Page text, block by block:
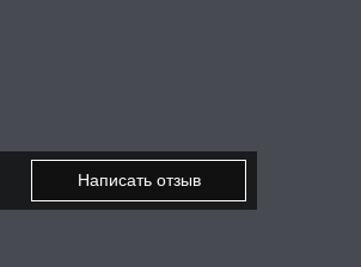
Написать отзыв